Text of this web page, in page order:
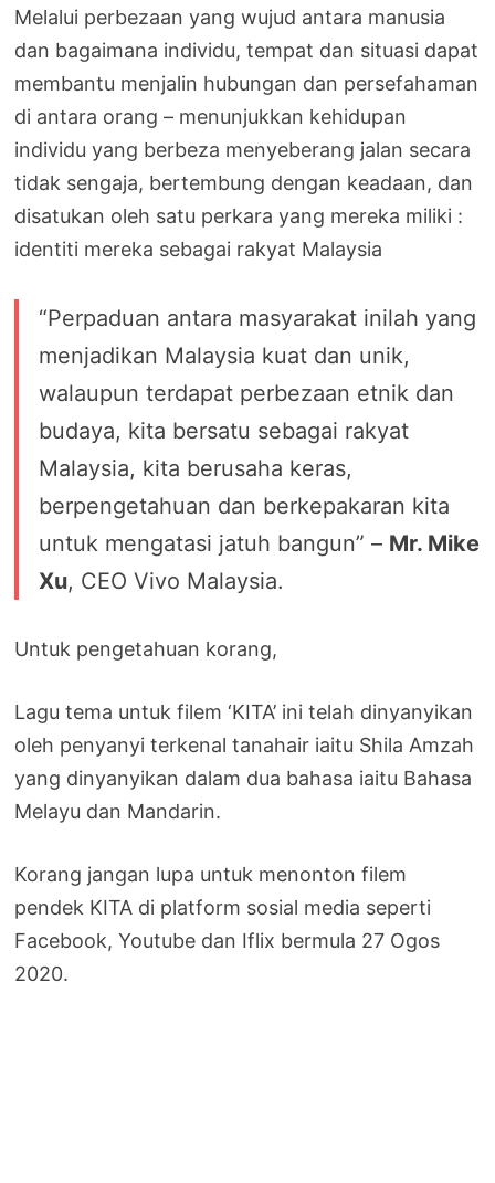
Melalui perbezaan yang wujud antara manusia
dan bagaimana individu, tempat dan situasi dapat
membantu menjalin hubungan dan persefahaman
di antara orang – menunjukkan kehidupan
individu yang berbeza menyeberang jalan secara
tidak sengaja, bertembung dengan keadaan, dan
disatukan oleh satu perkara yang mereka miliki :
identiti mereka sebagai rakyat Malaysia
“Perpaduan antara masyarakat inilah yang
menjadikan Malaysia kuat dan unik,
walaupun terdapat perbezaan etnik dan
budaya, kita bersatu sebagai rakyat
Malaysia, kita berusaha keras,
berpengetahuan dan berkepakaran kita
untuk mengatasi jatuh bangun” – Mr. Mike
Xu, CEO Vivo Malaysia.
Untuk pengetahuan korang,
Lagu tema untuk filem ‘KITA’ ini telah dinyanyikan
oleh penyanyi terkenal tanahair iaitu Shila Amzah
yang dinyanyikan dalam dua bahasa iaitu Bahasa
Melayu dan Mandarin.
Korang jangan lupa untuk menonton filem
pendek KITA di platform sosial media seperti
Facebook, Youtube dan Iflix bermula 27 Ogos
2020.